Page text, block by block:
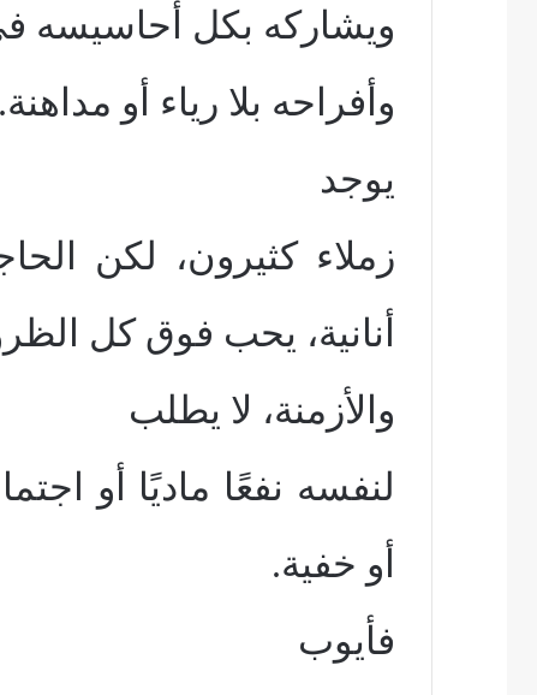
ويشاركه بكل أحاسيسه
وأفراحه بلا رياء أو مداهنة.
يوجد
زملاء كثيرون، لكن
أنانية، يحب فوق كل
والأزمنة، لا يطلب
لنفسه نفعًا ماديًا أو
أو خفية.
فأيوب